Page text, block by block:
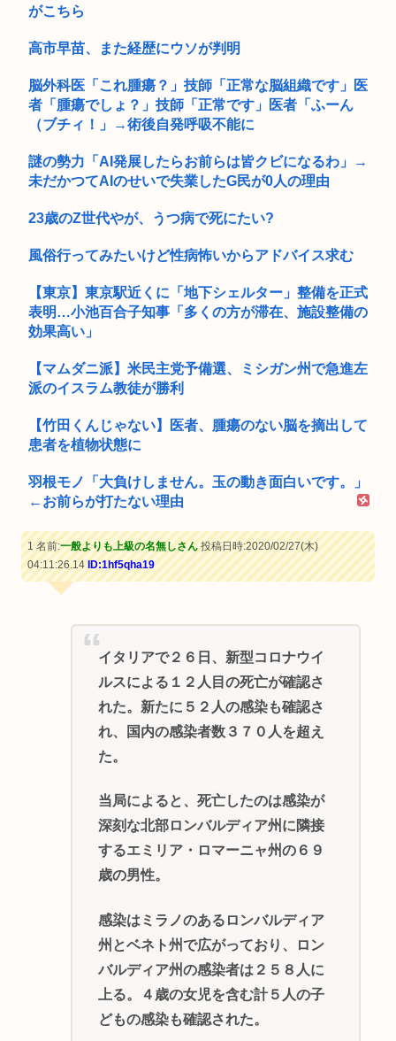
がこちら
高市早苗、また経歴にウソが判明
脳外科医「これ腫瘍？」技師「正常な脳組織です」医
者「腫瘍でしょ？」技師「正常です」医者「ふーん
（ブチィ！」→術後自発呼吸不能に
謎の勢力「AI発展したらお前らは皆クビになるわ」→
未だかつてAIのせいで失業したG民が0人の理由
23歳のZ世代やが、うつ病で死にたい?
風俗行ってみたいけど性病怖いからアドバイス求む
【東京】東京駅近くに「地下シェルター」整備を正式
表明…小池百合子知事「多くの方が滞在、施設整備の
効果高い」
【マムダニ派】米民主党予備選、ミシガン州で急進左
派のイスラム教徒が勝利
【竹田くんじゃない】医者、腫瘍のない脳を摘出して
患者を植物状態に
羽根モノ「大負けしません。玉の動き面白いです。」
←お前らが打たない理由
1 名前:一般よりも上級の名無しさん投稿日時:2020/02/27(木)
04:11:26.14ID:1hf5qha19
イタリアで２６日、新型コロナウイ
ルスによる１２人目の死亡が確認さ
れた。新たに５２人の感染も確認さ
れ、国内の感染者数３７０人を超え
た。
当局によると、死亡したのは感染が
深刻な北部ロンバルディア州に隣接
するエミリア・ロマーニャ州の６９
歳の男性。
感染はミラノのあるロンバルディア
州とベネト州で広がっており、ロン
バルディア州の感染者は２５８人に
上る。４歳の女児を含む計５人の子
どもの感染も確認された。